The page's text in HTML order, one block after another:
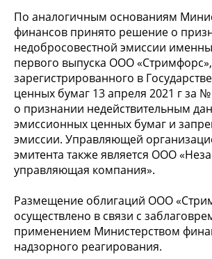
По аналогичным основаниям
финансов принято решение о
недобросовестной эмиссии
первого выпуска ООО «Стримфорс»,
зарегистрированного в
ценных бумаг 13 апреля 2021 г за №
о признании недействительным
эмиссионных ценных бумаг и
эмиссии. Управляющей
эмитента также является ООО
управляющая компания».
Размещение облигаций ООО
осуществлено в связи с
применением Министерством
надзорного реагирования.